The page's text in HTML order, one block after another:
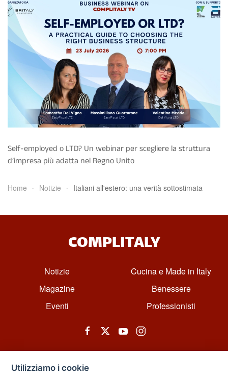
Self-employed o LTD? Un webinar per scegliere la struttura
d’impresa più adatta nel Regno Unito
Home Notizie Italiani all'estero: una verità sottostimata
COMPLITALY
Notizie
Magazine
Eventi
Cucina e Made in Italy
Benessere
Professionisti
Utilizziamo i cookie